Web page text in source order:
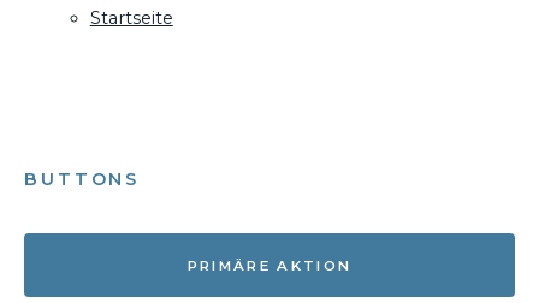
Startseite
BUTTONS
PRIMÄRE AKTION